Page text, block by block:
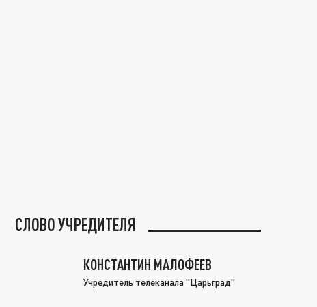
СЛОВО УЧРЕДИТЕЛЯ
КОНСТАНТИН МАЛОФЕЕВ
Учредитель телеканала "Царьград"